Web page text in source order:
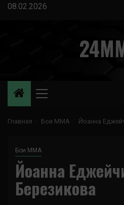
Перейти
08.02.2026
Основное
Главная Бои ММА Йоанна
Бои ММА
Йоанна
Березикова